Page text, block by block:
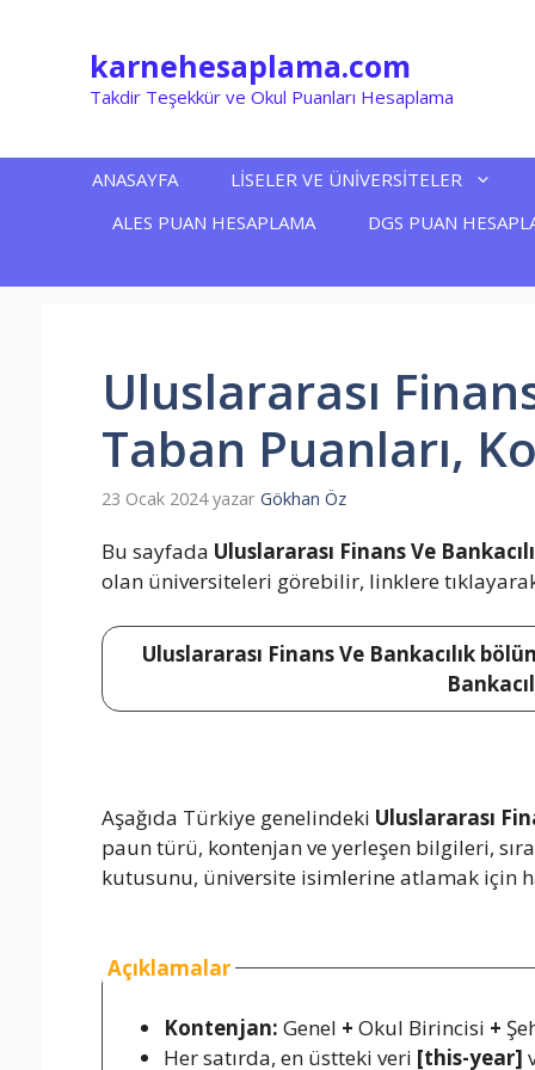
karnehesaplama.com
Takdir Teşekkür ve Okul Puanları Hesaplama
ANASAYFA LİSELER VE ÜNİVERSİTELER
ALES PUAN HESAPLAMA
DGS PUAN
Uluslararası
Taban Puanları,
23 Ocak 2024 yazar Gökhan Öz
Bu sayfada Uluslararası Finans Ve
olan üniversiteleri görebilir, linklere
Uluslararası Finans Ve Bankacılık
Aşağıda Türkiye genelindeki Uluslararası
paun türü, kontenjan ve yerleşen bilgileri,
kutusunu, üniversite isimlerine atlamak için
Açıklamalar
Kontenjan: Genel + Okul Birincisi +
Her satırda, en üstteki veri [this-year]